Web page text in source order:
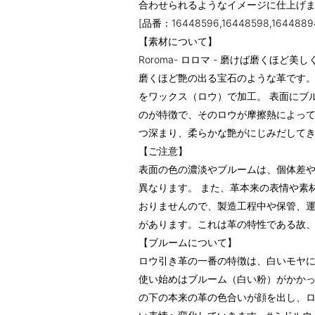
合わせられるようなイメージに仕上げ
[品番：
【素材について】
Roroma- ロロマ - 磨けば磨くほど美し
磨くほど艶の出る宝石のような革です
をワックス（ロウ）で加工。 表面にブ
のが特徴で、そのロウが摩擦熱によっ
つ深まり、柔らかな艶がにじみだして
【ご注意】
表面の色の濃淡やブルームは、個体差
異なります。 また、革本来の表情や素
おりませんので、製造工程中や保管、
があります。これは革の特性である故
【ブルームについて】
ロウ引き革の一番の特徴は、白いモヤ
使い始めはブルーム（白い粉）がかか
の下の本来の革の色合いが顔を出し、